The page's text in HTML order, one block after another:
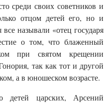
среди своих советников и
отцом детей его, но и
называли «отец государя
о том, что блаженный
при святом крещении
так как тот и другой
а в юношеском возрасте.
детей царских, Арсений